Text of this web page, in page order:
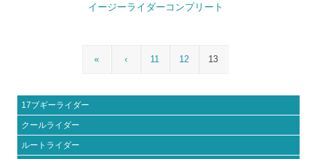
イージーライダーコンプリート
« ‹ 11 12 13
17ブギーライダー
クールライダー
ルートライダー